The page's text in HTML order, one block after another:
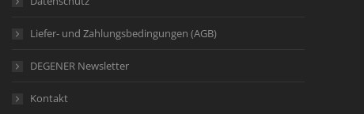
Liefer- und Zahlungsbedingungen (AGB)
DEGENER Newsletter
Kontakt